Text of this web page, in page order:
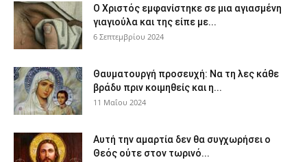
Ο Χριστός εμφανίστηκε σε μια αγιασμένη
γιαγιούλα και της είπε με...
6 Σεπτεμβρίου 2024
Θαυματουργή προσευχή: Να τη λες κάθε
βράδυ πριν κοιμηθείς και η...
11 Μαΐου 2024
Αυτή την αμαρτία δεν θα συγχωρήσει ο
Θεός ούτε στον τωρινό...